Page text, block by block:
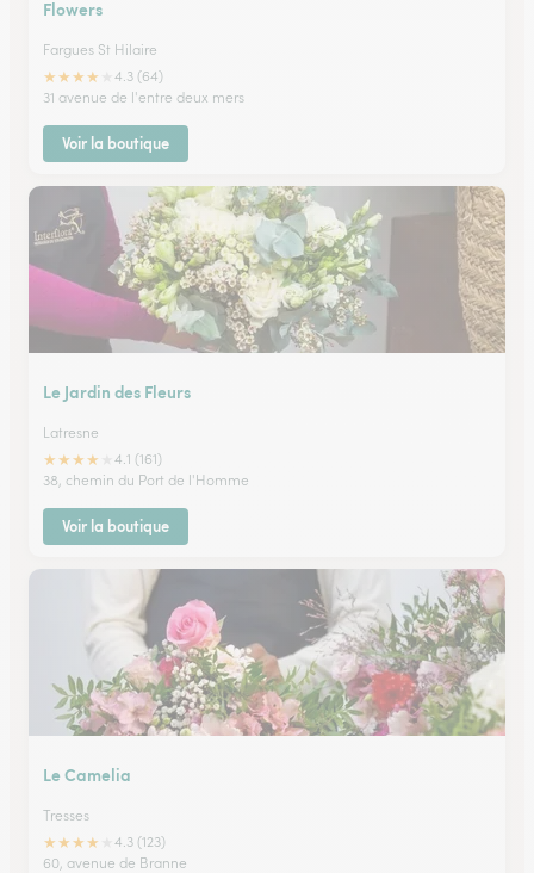
Flowers
Fargues St Hilaire
★★★★
4.3 (64)
31 avenue de l'entre deux mers
Voir la boutique
Le Jardin des Fleurs
Latresne
★★★★
4.1 (161)
38, chemin du Port de l'Homme
Voir la boutique
Le Camelia
Tresses
★★★★
4.3 (123)
60, avenue de Branne